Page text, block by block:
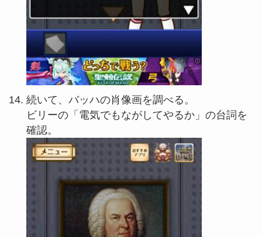
続いて、バッハの肖像画を調べる。
ビリーの「電気でもながしてやるか」の台詞を
確認。